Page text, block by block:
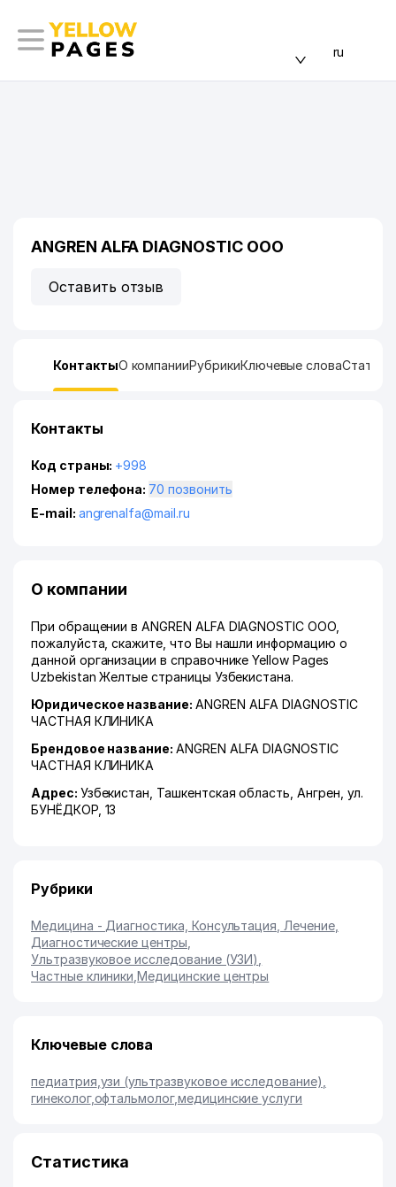
ru
ANGREN ALFA DIAGNOSTIC ООО
Оставить отзыв
КонтактыО компанииРубрикиКлючевые слова
Контакты
Код страны: +998
Номер телефона:
70 позвонить
E-mail: angrenalfa@mail.ru
О компании
При обращении в ANGREN ALFA DIAGNOSTIC ООО,
пожалуйста, скажите, что Вы нашли информацию о
данной организации в справочнике Yellow Pages
Uzbekistan Желтые страницы Узбекистана.
Юридическое название: ANGREN ALFA DIAGNOSTIC
ЧАСТНАЯ КЛИНИКА
Брендовое название: ANGREN ALFA DIAGNOSTIC
ЧАСТНАЯ КЛИНИКА
Адрес: Узбекистан, Ташкентская область ,Ангрен ул.
БУНЁДКОР, 13
Рубрики
Медицина - Диагностика, Консультация, Лечение,
Диагностические центры
Ультразвуковое исследование (УЗИ)
Частные клиники ,Медицинские центры
Ключевые слова
педиатрия узи (ультразвуковое исследование)
гинеколог,офтальмолог,медицинские услуги
Статистика